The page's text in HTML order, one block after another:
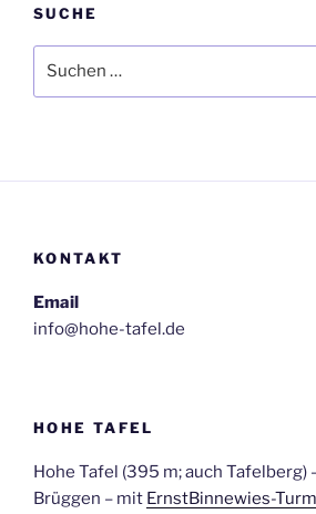
SUCHE
nach:
KONTAKT
Email
info@hohe-tafel.de
HOHE TAFEL
Hohe Tafel (395 m; auch Tafelberg)
Brüggen – mit ErnstBinnewies-Turm